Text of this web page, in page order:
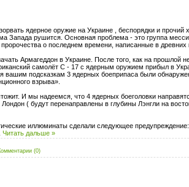
ядерное оружие на Украине , беспорядки и прочий
Запада рушится. Основная проблема - это группа
о последнем времени, написанные в древних
Армагеддон в Украине. После того, как на прошлой
самолёт C - 17 с ядерным оружием прибыл в
вашим подсказкам 3 ядерных боеприпаса были
взрыва».
И мы надеемся, что 4 ядерных боеголовки
( будут перенаправлены в глубины Лэнгли на
иллюминаты сделали следующее
Читать дальше »
(0)